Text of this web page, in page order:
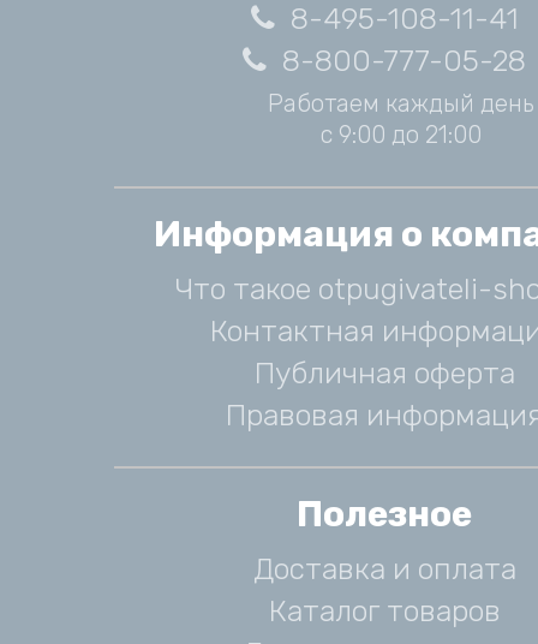
8-495-108-11-41
8-800-777-05-28
Работаем каждый день
с 9:00 до 21:00
Информация о
Что такое otpugivateli-
Контактная
Публичная оферта
Правовая
Полезное
Доставка и оплата
Каталог товаров